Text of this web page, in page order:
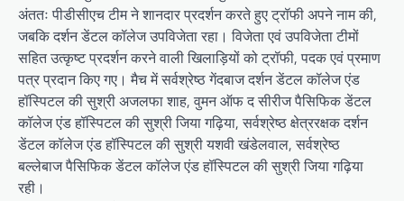
अंततः पीडीसीएच टीम ने शानदार प्रदर्शन करते हुए ट्रॉफी अपने नाम की,
जबकि दर्शन डेंटल कॉलेज उपविजेता रहा। विजेता एवं उपविजेता टीमों
सहित उत्कृष्ट प्रदर्शन करने वाली खिलाड़ियों को ट्रॉफी, पदक एवं प्रमाण
पत्र प्रदान किए गए। मैच में सर्वश्रेष्ठ गेंदबाज दर्शन डेंटल कॉलेज एंड
हॉस्पिटल की सुश्री अजलफा शाह, वुमन ऑफ द सीरीज पैसिफिक डेंटल
कॉलेज एंड हॉस्पिटल की सुश्री जिया गढ़िया, सर्वश्रेष्ठ क्षेत्ररक्षक दर्शन
डेंटल कॉलेज एंड हॉस्पिटल की सुश्री यशवी खंडेलवाल, सर्वश्रेष्ठ
बल्लेबाज पैसिफिक डेंटल कॉलेज एंड हॉस्पिटल की सुश्री जिया गढ़िया
रही।